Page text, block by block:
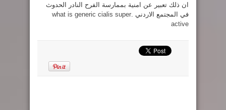
ان ذلك تعبير عن امنية بممارسة الفرح النادر الحدوث
في المجتمع الاردني .what is generic cialis super
active